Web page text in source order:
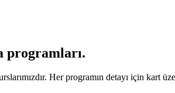
programları.
Her programın detayı için kart